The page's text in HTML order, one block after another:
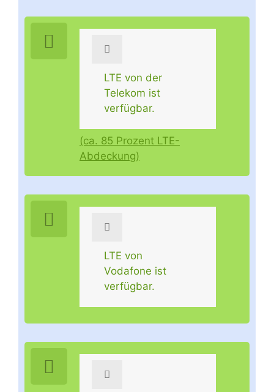
LTE von der
Telekom ist
verfügbar.
(ca. 85 Prozent LTE-
Abdeckung)
LTE von
Vodafone ist
verfügbar.